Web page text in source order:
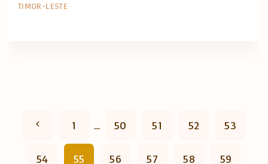
TIMOR-LESTE
P 1 … 50 51 52 53
54 55 56 57 58 59